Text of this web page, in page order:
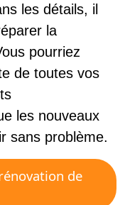
les détails, il
la
pourriez
de toutes vos
les nouveaux
sans problème.
de